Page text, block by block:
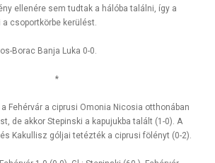
ellenére sem tudtak a hálóba találni, így a
csoportkörbe kerülést.
Borac Banja Luka 0-0.
*
a Fehérvár a ciprusi Omonia Nicosia otthonában
de akkor Stepinski a kapujukba talált (1-0). A
Kakullisz góljai tetézték a ciprusi fölényt (0-2).